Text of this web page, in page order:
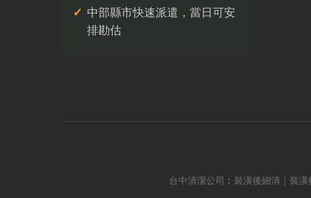
中部縣市快速派遣，當日可安
排勘估
台中清潔公司︰裝潢後細清｜裝